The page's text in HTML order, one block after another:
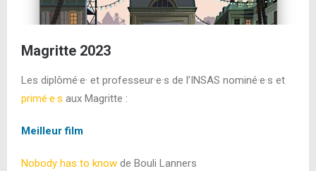
Magritte 2023
Les diplômé·e· et professeur·e·s de l’INSAS nominé·e·s et
primé·e·s aux Magritte :
Meilleur film
Nobody has to know de Bouli Lanners